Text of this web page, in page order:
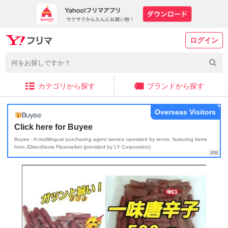
ログイン
カテゴリから探す ブランドから探す
Click here for Buyee
Buyee - A multilingual purchasing agent service operated by tenso, featuring items
from JDirectItems Fleamarket (provided by LY Corporation)
Overseas Visitors